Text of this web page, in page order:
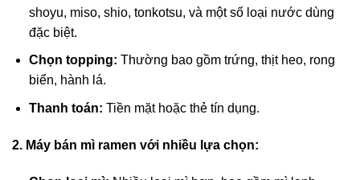
shoyu, miso, shio, tonkotsu, và một số loại nước dùng
đặc biệt.
Chọn topping: Thường bao gồm trứng, thịt heo, rong
biển, hành lá.
Thanh toán: Tiền mặt hoặc thẻ tín dụng.
2. Máy bán mì ramen với nhiều lựa chọn: